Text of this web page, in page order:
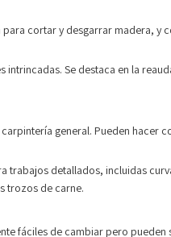
cortar y desgarrar madera, y
intrincadas. Se destaca en la
general. Pueden hacer
trabajos detallados, incluidas
trozos de carne.
fáciles de cambiar pero pueden